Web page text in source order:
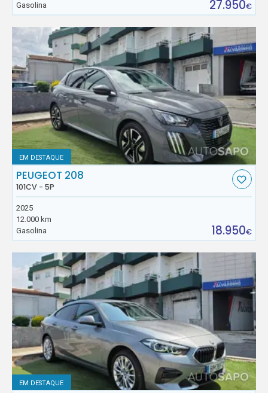
Gasolina 27.950€
EM DESTAQUE
PEUGEOT 208
101CV - 5P
2025
12.000 km
Gasolina
18.950€
EM DESTAQUE